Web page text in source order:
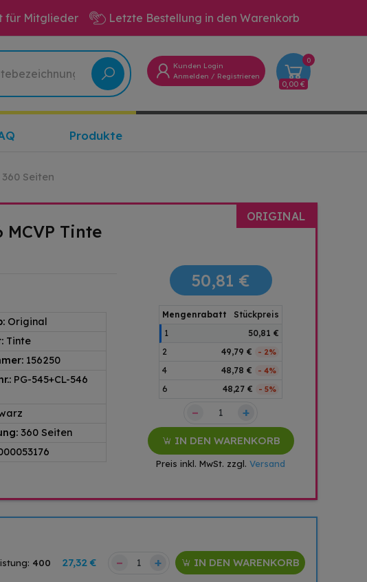
für Mitglieder Letzte Bestellung in den Warenkorb
Kunden Login
Anmelden / Registrieren
0
0,00 €
Produkte
Seiten
ORIGINAL
MCVP Tinte
Original
Tinte
156250
PG-545+CL-546
360 Seiten
50,81 €
Mengenrabatt
Stückpreis
1
50,81 €
2
49,79 € - 2%
4 48,78 € - 4%
6 48,27 € - 5%
– +
IN DEN WARENKORB
Preis inkl. MwSt. zzgl.Versand
400 27,32 € – + IN DEN WARENKORB